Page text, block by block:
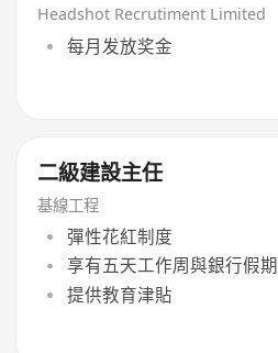
Headshot Recrutiment Limited
每月发放奖金
二級建設主任
基線工程
彈性花紅制度
享有五天工作周與銀行假期
提供教育津貼